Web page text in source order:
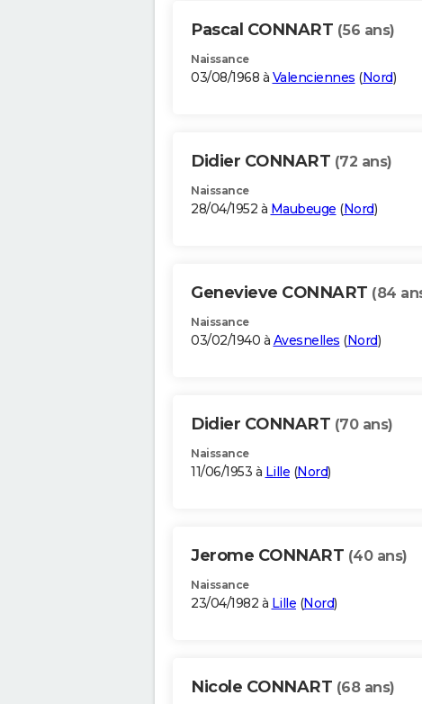
Pascal CONNART (56 ans)
Naissance
03/08/1968 à Valenciennes (Nord)
Didier CONNART (72 ans)
Naissance
28/04/1952 à Maubeuge (Nord)
Genevieve CONNART (84
Naissance
03/02/1940 à Avesnelles (Nord)
Didier CONNART (70 ans)
Naissance
11/06/1953 à Lille (Nord)
Jerome CONNART (40 ans)
Naissance
23/04/1982 à Lille (Nord)
Nicole CONNART (68 ans)